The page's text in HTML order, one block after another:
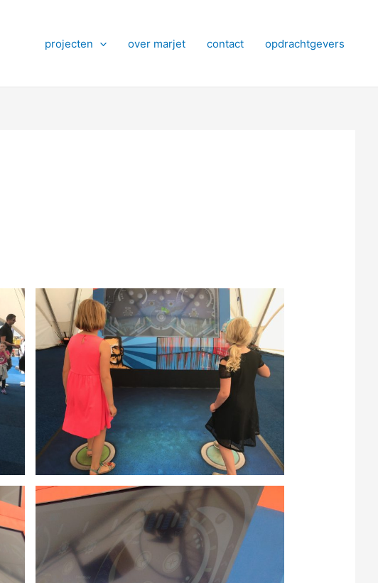
projecten over marjet contact opdrachtgevers